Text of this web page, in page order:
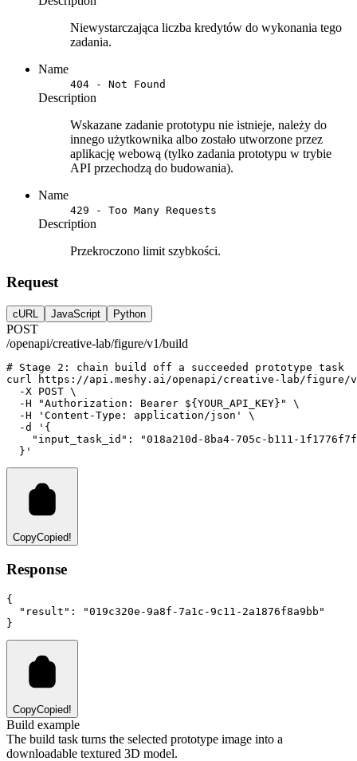
Niewystarczająca liczba kredytów do wykonania tego
zadania.
Name
404 - Not Found
Description
Wskazane zadanie prototypu nie istnieje, należy do
innego użytkownika albo zostało utworzone przez
aplikację webową (tylko zadania prototypu w trybie
API przechodzą do budowania).
Name
429 - Too Many Requests
Description
Przekroczono limit szybkości.
Request
cURL JavaScript Python
POST
/openapi/creative-lab/figure/v1/build
# Stage 2: chain build off a succeeded prototype task
curl
https://api.meshy.ai/openapi/creative-lab/figure/
-X POST \
-H
"Authorization: Bearer ${YOUR_API_KEY}"
\
-H
'Content-Type: application/json'
\
-d
'{
"input_task_id": "018a210d-8ba4-705c-b111-
  }'
CopyCopied!
Response
{
"result" :
"019c320e-9a8f-7a1c-9c11-2a1876f8a9bb"
}
CopyCopied!
Build example
The build task turns the selected prototype image into a
downloadable textured 3D model.